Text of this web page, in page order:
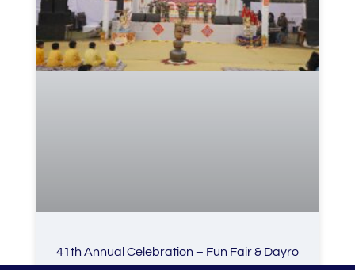
41th Annual Celebration – Fun Fair & Dayro